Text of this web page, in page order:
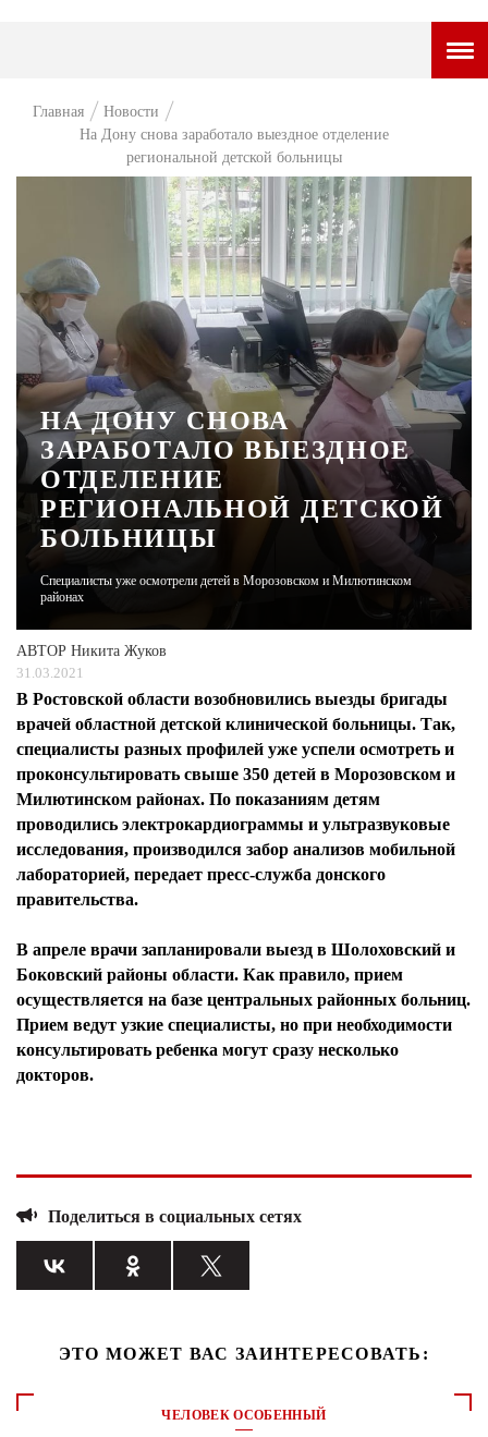
НОВОСТИ
ВОПРОС НЕДЕЛИ
ПРЕМЬЕРА
ТАМ И ТУТ
СТИЛЬ ЖИЗНИ
ХАЙП
ЧЕЛОВЕК ОСОБЕННЫЙ
КУЛЬТ ЕДЫ
АФИША
Главная
Новости
На Дону снова заработало выездное отделение
региональной детской больницы
НА ДОНУ СНОВА
ЗАРАБОТАЛО ВЫЕЗДНОЕ
ОТДЕЛЕНИЕ
РЕГИОНАЛЬНОЙ ДЕТСКОЙ
БОЛЬНИЦЫ
Специалисты уже осмотрели детей в Морозовском и Милютинском
районах
АВТОР Никита Жуков
31.03.2021
В Ростовской области возобновились выезды бригады
врачей областной детской клинической больницы. Так,
специалисты разных профилей уже успели осмотреть и
проконсультировать свыше 350 детей в Морозовском и
Милютинском районах. По показаниям детям
проводились электрокардиограммы и ультразвуковые
исследования, производился забор анализов мобильной
лабораторией, передает пресс-служба донского
правительства.
В апреле врачи запланировали выезд в Шолоховский и
Боковский районы области. Как правило, прием
осуществляется на базе центральных районных больниц.
Прием ведут узкие специалисты, но при необходимости
консультировать ребенка могут сразу несколько
докторов.
Поделиться в социальных сетях
ЭТО МОЖЕТ ВАС ЗАИНТЕРЕСОВАТЬ:
ЧЕЛОВЕК ОСОБЕННЫЙ